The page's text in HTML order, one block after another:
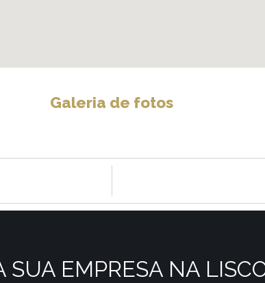
Galeria de fotos
SUA EMPRESA NA